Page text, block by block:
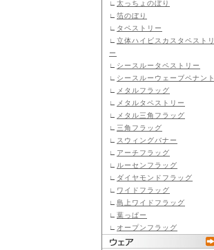
∟ 太っちょのぼり
∟ 箔のぼり
∟ タペストリー
∟ 立体ハイビスカスタペストリ
ー
∟ シースルータペストリー
∟ シースルーウェーブペナント
∟
メタルフラッグ
∟
メタルタペストリー
∟
メタル三角フラッグ
∟ 三角フラッグ
∟ スウィングバナー
∟ アーチフラッグ
∟ ルーセンフラッグ
∟ ダイヤモンドフラッグ
∟ ワイドフラッグ
∟ 島上ワイドフラッグ
∟ 葉っぱー
∟ オープンフラッグ